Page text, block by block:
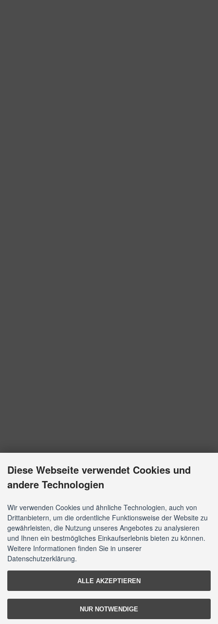
Diese Webseite verwendet Cookies und
andere Technologien
Wir verwenden Cookies und ähnliche Technologien, auch von
Drittanbietern, um die ordentliche Funktionsweise der Website zu
gewährleisten, die Nutzung unseres Angebotes zu analysieren
und Ihnen ein bestmögliches Einkaufserlebnis bieten zu können.
Weitere Informationen finden Sie in unserer
Datenschutzerklärung.
ALLE AKZEPTIEREN
NUR NOTWENDIGE